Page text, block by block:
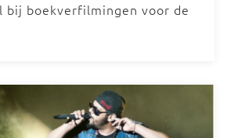
bij boekverfilmingen voor de